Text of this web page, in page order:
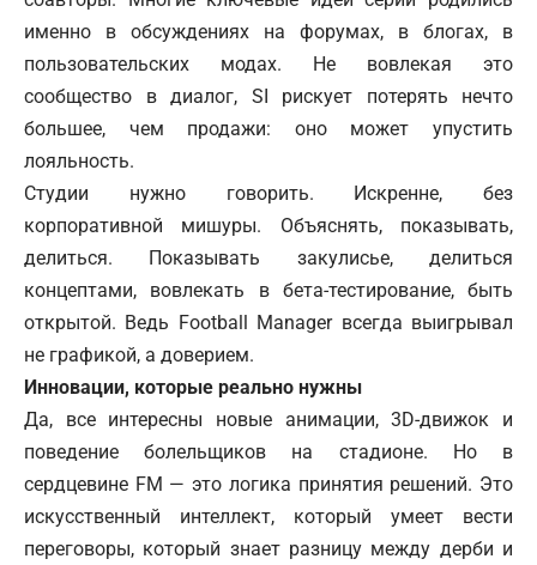
именно в обсуждениях на форумах, в блогах, в
пользовательских модах. Не вовлекая это
сообщество в диалог, SI рискует потерять нечто
большее, чем продажи: оно может упустить
лояльность.
Студии нужно говорить. Искренне, без
корпоративной мишуры. Объяснять, показывать,
делиться. Показывать закулисье, делиться
концептами, вовлекать в бета-тестирование, быть
открытой. Ведь Football Manager всегда выигрывал
не графикой, а доверием.
Инновации, которые реально нужны
Да, все интересны новые анимации, 3D-движок и
поведение болельщиков на стадионе. Но в
сердцевине FM — это логика принятия решений. Это
искусственный интеллект, который умеет вести
переговоры, который знает разницу между дерби и